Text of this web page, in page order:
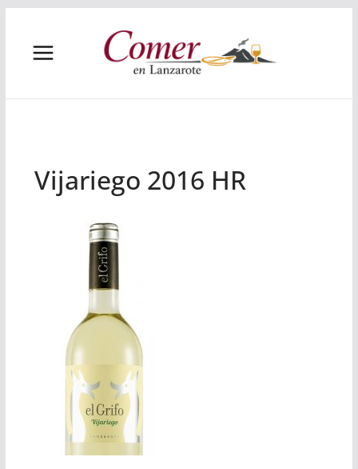
contenido
Vijariego 2016 HR